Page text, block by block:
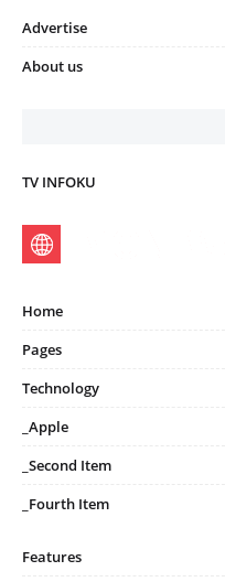
Advertise
About us
TV INFOKU
Home
Pages
Technology
_Apple
_Second Item
_Fourth Item
Features